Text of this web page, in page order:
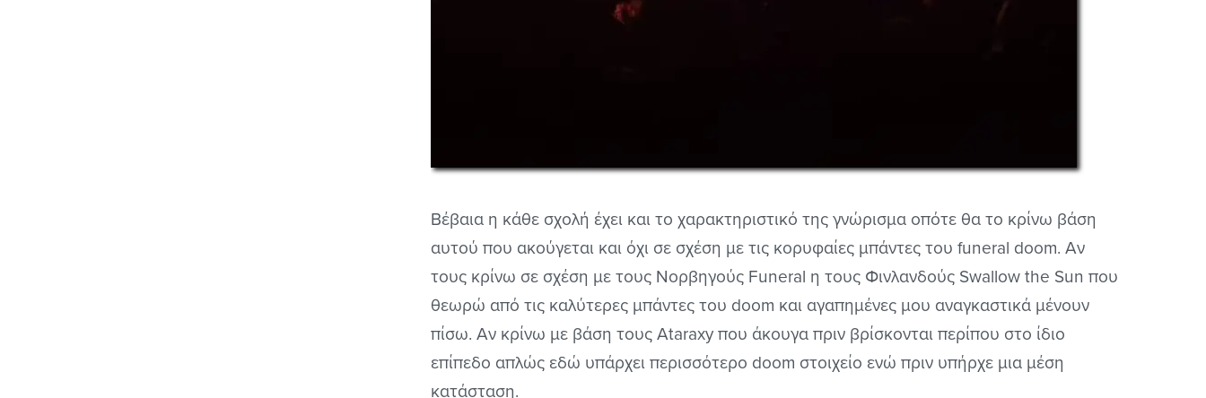
Βέβαια η κάθε σχολή έχει και το χαρακτηριστικό της γνώρισμα οπότε θα το κρίνω βάση
αυτού που ακούγεται και όχι σε σχέση με τις κορυφαίες μπάντες του funeral doom. Αν
τους κρίνω σε σχέση με τους Νορβηγούς Funeral η τους Φινλανδούς Swallow the Sun που
θεωρώ από τις καλύτερες μπάντες του doom και αγαπημένες μου αναγκαστικά μένουν
πίσω. Αν κρίνω με βάση τους Ataraxy που άκουγα πριν βρίσκονται περίπου στο ίδιο
επίπεδο απλώς εδώ υπάρχει περισσότερο doom στοιχείο ενώ πριν υπήρχε μια μέση
κατάσταση.